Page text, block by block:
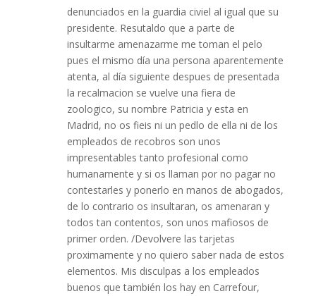
denunciados en la guardia civiel al igual que su
presidente. Resutaldo que a parte de
insultarme amenazarme me toman el pelo
pues el mismo día una persona aparentemente
atenta, al día siguiente despues de presentada
la recalmacion se vuelve una fiera de
zoologico, su nombre Patricia y esta en
Madrid, no os fieis ni un pedlo de ella ni de los
empleados de recobros son unos
impresentables tanto profesional como
humanamente y si os llaman por no pagar no
contestarles y ponerlo en manos de abogados,
de lo contrario os insultaran, os amenaran y
todos tan contentos, son unos mafiosos de
primer orden. /Devolvere las tarjetas
proximamente y no quiero saber nada de estos
elementos. Mis disculpas a los empleados
buenos que también los hay en Carrefour,